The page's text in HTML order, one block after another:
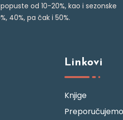
od 10-20%, kao i sezonske
40%, pa čak i 50%.
Linkovi
Knjige
Preporučujemo